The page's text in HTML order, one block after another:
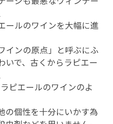
ールのワインを大幅に進
インの原点」と呼ぶにふ
いで、古くからラピエー
ピエールのワインのよ
の個性を十分にいかす為